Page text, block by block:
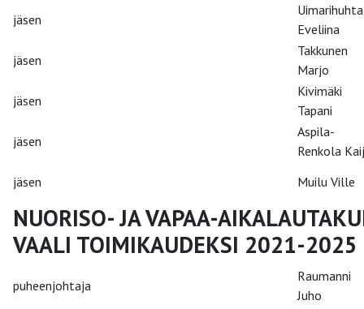
jäsen
Uimarihuhta
Eveliina
jäsen
Takkunen
Marjo
jäsen
Kivimäki
Tapani
jäsen
Aspila-
Renkola
jäsen
Muilu Ville
NUORISO- JA VAPAA-
VAALI TOIMIKAUDEKSI 2021-2025
puheenjohtaja
Raumanni
Juho